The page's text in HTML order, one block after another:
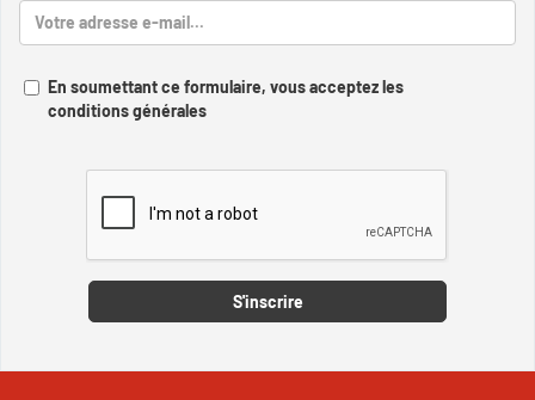
En soumettant ce formulaire, vous acceptez les
conditions générales
S'inscrire